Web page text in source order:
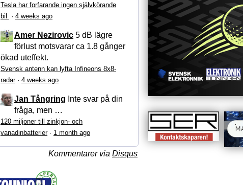
Tesla har forfarande ingen självkörande
bil
· 4 weeks ago
Amer Nezirovic 5 dB lägre
förlust motsvarar ca 1.8 gånger
ökad uteffekt.
Svensk antenn kan lyfta Infineons 8x8-
radar· 4 weeks ago
Jan Tångring Inte svar på din
fråga, men …
120 miljoner till zinkjon- och
vanadinbatterier· 1 month ago
Kommentarer via Disqus